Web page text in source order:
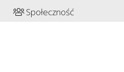
Społeczność